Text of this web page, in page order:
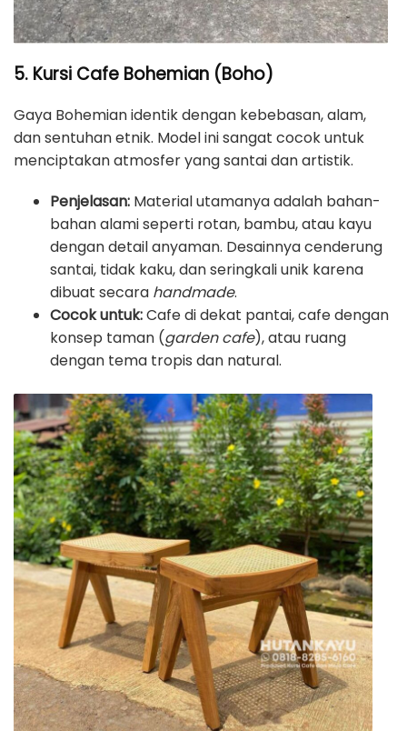
5. Kursi Cafe Bohemian (Boho)
Gaya Bohemian identik dengan kebebasan, alam,
dan sentuhan etnik. Model ini sangat cocok untuk
menciptakan atmosfer yang santai dan artistik.
Penjelasan: Material utamanya adalah bahan-
bahan alami seperti rotan, bambu, atau kayu
dengan detail anyaman. Desainnya cenderung
santai, tidak kaku, dan seringkali unik karena
dibuat secara handmade.
Cocok untuk:Cafe di dekat pantai, cafe dengan
konsep taman (garden cafe), atau ruang
dengan tema tropis dan natural.